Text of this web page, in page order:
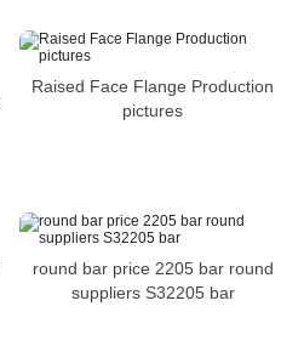
Raised Face Flange Production
pictures
round bar price 2205 bar round
suppliers S32205 bar